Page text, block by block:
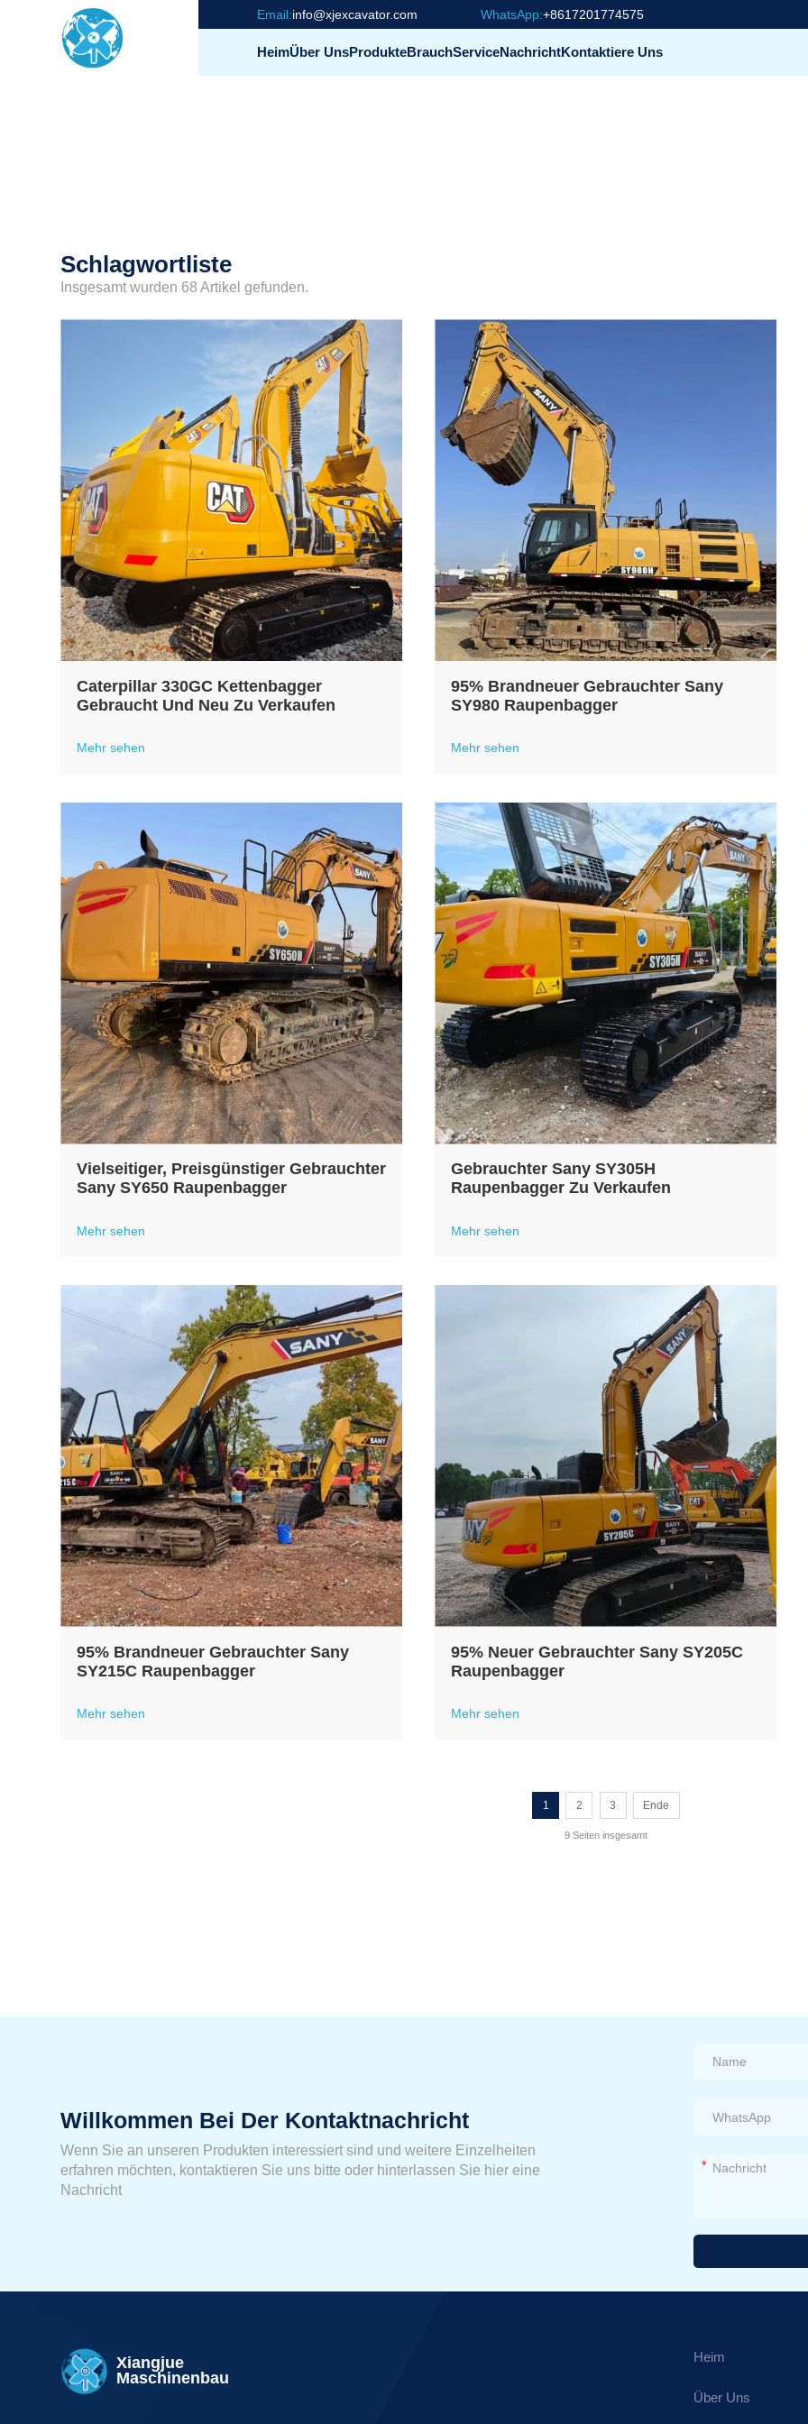
Email:info@xjexcavator.com WhatsApp:+8617201774575
HeimÜber UnsProdukteBrauchServiceNachrichtKontaktiere Uns
Schlagwortliste
Insgesamt wurden 68 Artikel gefunden.
Caterpillar 330GC Kettenbagger
Gebraucht Und Neu Zu Verkaufen
Mehr sehen
95% Brandneuer Gebrauchter Sany
SY980 Raupenbagger
Mehr sehen
Vielseitiger, Preisgünstiger Gebrauchter
Sany SY650 Raupenbagger
Mehr sehen
Gebrauchter Sany SY305H
Raupenbagger Zu Verkaufen
Mehr sehen
95% Brandneuer Gebrauchter Sany
SY215C Raupenbagger
Mehr sehen
95% Neuer Gebrauchter Sany SY205C
Raupenbagger
Mehr sehen
1 2 3 Ende
9 Seiten insgesamt
Willkommen Bei Der Kontaktnachricht
Wenn Sie an unseren Produkten interessiert sind und weitere Einzelheiten
erfahren möchten, kontaktieren Sie uns bitte oder hinterlassen Sie hier eine
Nachricht
*
Xiangjue
Maschinenbau
Heim
Über Uns